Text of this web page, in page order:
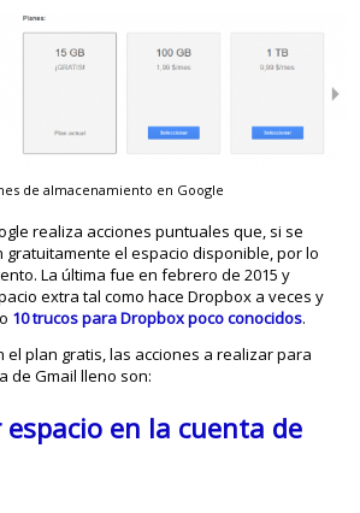
de almacenamiento en Google
realiza acciones puntuales que, si se
gratuitamente el espacio disponible, por lo
La última fue en febrero de 2015 y
extra tal como hace Dropbox a veces y
10 trucos para Dropbox poco conocidos.
el plan gratis, las acciones a realizar para
de Gmail lleno son:
en la cuenta de